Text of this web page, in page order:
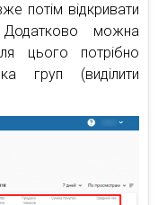
потім відкривати
Додатково можна
цього потрібно
груп (виділити